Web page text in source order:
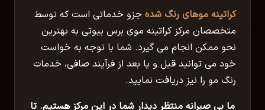
کراتینه موهای رنگ شده جزو خدماتی است که توسط
متخصصان مرکز کراتینه موی برس بیوتی به بهترین
نحو ممکن انجام می گیرد. شما با توجه به خواست
خود می توانید قبل و یا بعد از فرآیند صافی، خدمات
رنگ مو را نیز دریافت نمایید.
ما بی صبرانه منتظر دیدار شما در این مرکز هستیم. تا